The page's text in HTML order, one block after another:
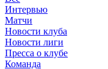
Интервью
Матчи
Новости клуба
Новости лиги
Пресса о клубе
Команда